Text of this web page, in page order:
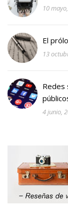
10
El
13
Redes
4 junio,